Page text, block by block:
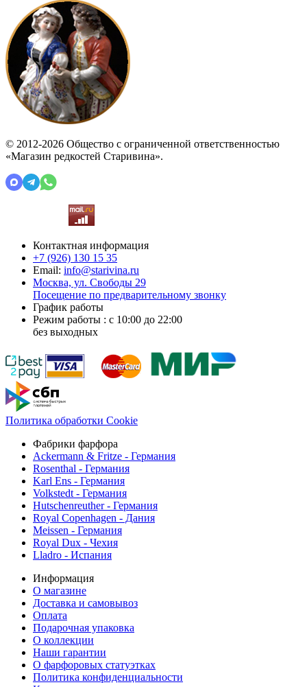
© 2012-2026 Общество с ограниченной ответственностью
«Магазин редкостей Старивина».
Контактная информация
+7 (926) 130 15 35
Email: info@starivina.ru
Москва, ул. Свободы 29
Посещение по предварительному звонку
График работы
Режим работы : с 10:00 до 22:00
без выходных
Политика обработки Cookie
Фабрики фарфора
Ackermann & Fritze - Германия
Rosenthal - Германия
Karl Ens - Германия
Volkstedt - Германия
Hutschenreuther - Германия
Royal Copenhagen - Дания
Meissen - Германия
Royal Dux - Чехия
Lladro - Испания
Информация
О магазине
Доставка и самовывоз
Оплата
Подарочная упаковка
О коллекции
Наши гарантии
О фарфоровых статуэтках
Политика конфиденциальности